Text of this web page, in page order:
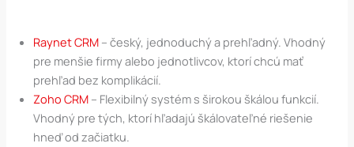
Raynet CRM – český, jednoduchý a prehľadný. Vhodný
pre menšie firmy alebo jednotlivcov, ktorí chcú mať
prehľad bez komplikácií.
Zoho CRM – Flexibilný systém s širokou škálou funkcií.
Vhodný pre tých, ktorí hľadajú škálovateľné riešenie
hneď od začiatku.